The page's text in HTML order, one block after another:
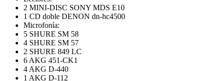
2 MINI-DISC SONY MDS E10
1 CD doble DENON dn-hc4500
Microfonía:
5 SHURE SM 58
4 SHURE SM 57
2 SHURE 849 LC
6 AKG 451-CK1
4 AKG D-440
1 AKG D-112